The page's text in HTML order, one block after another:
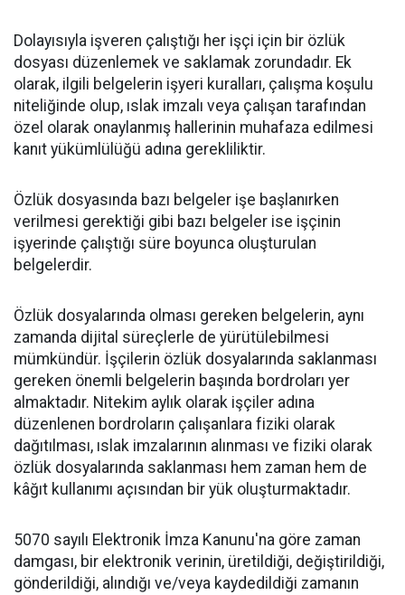
Dolayısıyla işveren çalıştığı her işçi için bir özlük
dosyası düzenlemek ve saklamak zorundadır. Ek
olarak, ilgili belgelerin işyeri kuralları, çalışma koşulu
niteliğinde olup, ıslak imzalı veya çalışan tarafından
özel olarak onaylanmış hallerinin muhafaza edilmesi
kanıt yükümlülüğü adına gerekliliktir.
Özlük dosyasında bazı belgeler işe başlanırken
verilmesi gerektiği gibi bazı belgeler ise işçinin
işyerinde çalıştığı süre boyunca oluşturulan
belgelerdir.
Özlük dosyalarında olması gereken belgelerin, aynı
zamanda dijital süreçlerle de yürütülebilmesi
mümkündür. İşçilerin özlük dosyalarında saklanması
gereken önemli belgelerin başında bordroları yer
almaktadır. Nitekim aylık olarak işçiler adına
düzenlenen bordroların çalışanlara fiziki olarak
dağıtılması, ıslak imzalarının alınması ve fiziki olarak
özlük dosyalarında saklanması hem zaman hem de
kâğıt kullanımı açısından bir yük oluşturmaktadır.
5070 sayılı Elektronik İmza Kanunu'na göre zaman
damgası, bir elektronik verinin, üretildiği, değiştirildiği,
gönderildiği, alındığı ve/veya kaydedildiği zamanın